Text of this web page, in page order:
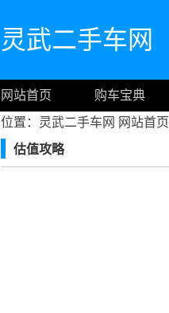
灵武二手车网
网站首页 购车宝典
位置：灵武二手车网 网站首页
估值攻略